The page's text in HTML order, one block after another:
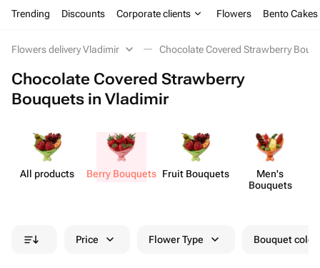
Trending Discounts Corporate clients Flowers Bento Cakes
Flowers delivery Vladimir Chocolate Covered Strawberry
Chocolate Covered Strawberry
Bouquets in Vladimir
All products Berry Bouquets Fruit Bouquets
Men's
Bouquets
Price Flower Type Bouquet